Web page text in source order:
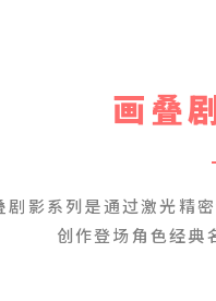
画叠
剧影系列是通过激光精
创作登场角色经典